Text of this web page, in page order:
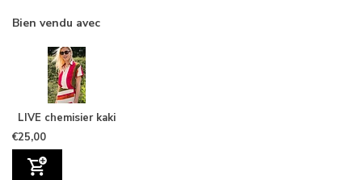
Bien vendu avec
LIVE chemisier kaki
€25,00